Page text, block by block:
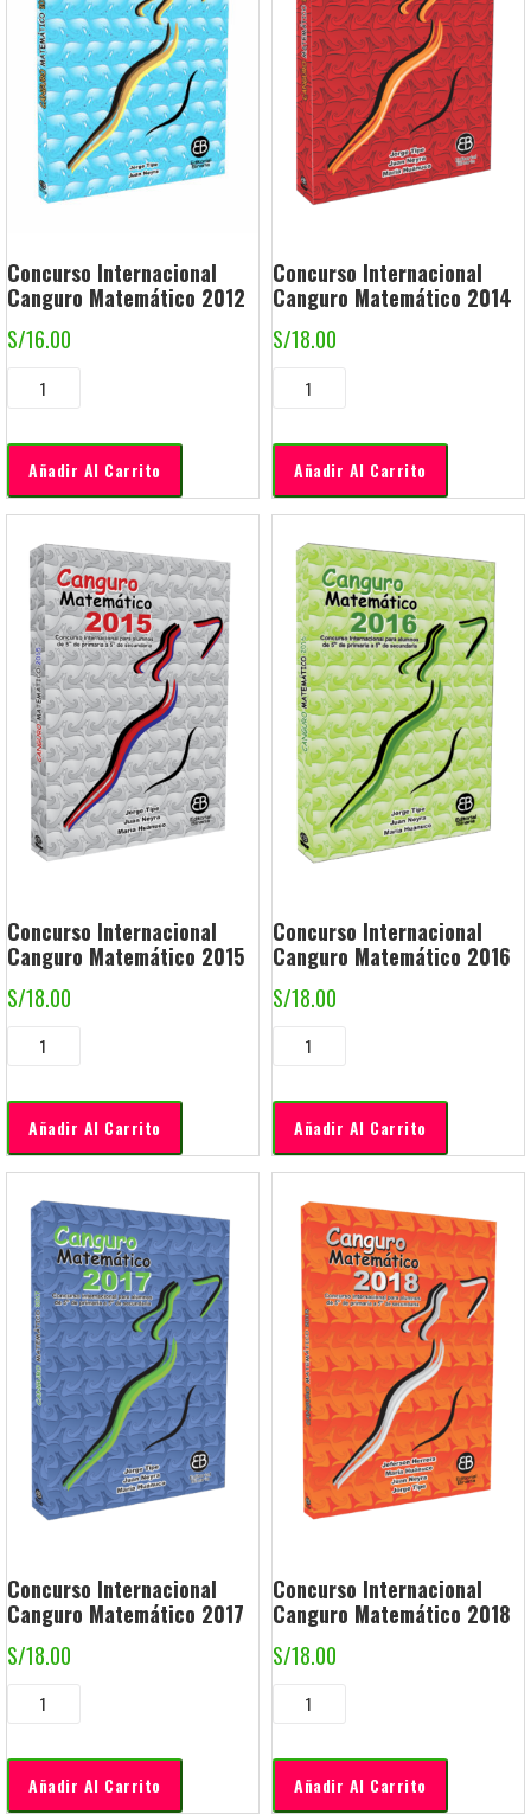
Concurso Internacional
Canguro Matemático 2012
S/16.00
Añadir Al Carrito
Concurso Internacional
Canguro Matemático 2014
S/18.00
Añadir Al Carrito
Concurso Internacional
Canguro Matemático 2015
S/18.00
Añadir Al Carrito
Concurso Internacional
Canguro Matemático 2016
S/18.00
Añadir Al Carrito
Concurso Internacional
Canguro Matemático 2017
S/18.00
Añadir Al Carrito
Concurso Internacional
Canguro Matemático 2018
S/18.00
Añadir Al Carrito